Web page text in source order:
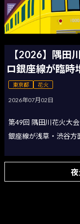
【2026】隅田
ロ銀座線が臨時
東京都 花火
2026年07月02日
第49回 隅田川花火大
銀座線が浅草・渋谷方